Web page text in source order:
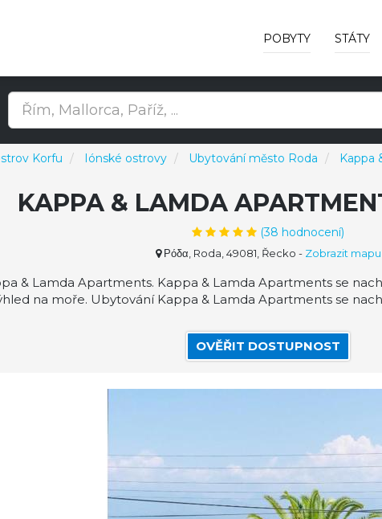
POBYTY STÁTY
Korfu Iónské ostrovy Ubytování město Roda Kappa
KAPPA & LAMDA
(38 hodnocení)
Ρόδα, Roda, 49081, Řecko - Zobrazit mapu
& Lamda Apartments. Kappa & Lamda Apartments se
na moře. Ubytování Kappa & Lamda Apartments se
OVĚŘIT DOSTUPNOST